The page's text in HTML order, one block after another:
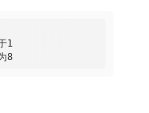
1
a = a << 3; //1000,变为8